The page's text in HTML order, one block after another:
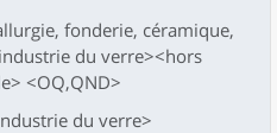
fonderie, céramique,
du verre><hors
<OQ,QND>
du verre>